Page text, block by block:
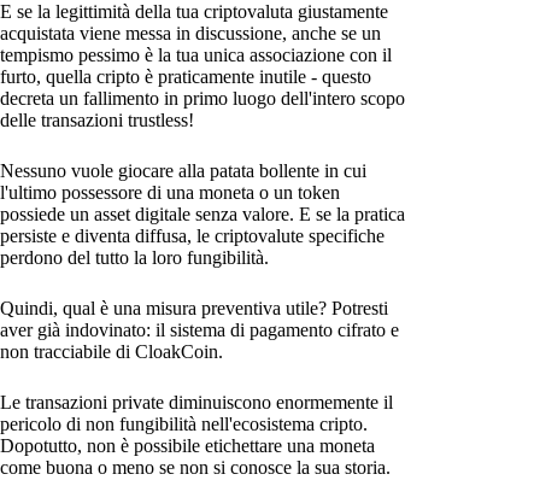
E se la legittimità della tua criptovaluta giustamente
acquistata viene messa in discussione, anche se un
tempismo pessimo è la tua unica associazione con il
furto, quella cripto è praticamente inutile - questo
decreta un fallimento in primo luogo dell'intero scopo
delle transazioni trustless!
Nessuno vuole giocare alla patata bollente in cui
l'ultimo possessore di una moneta o un token
possiede un asset digitale senza valore. E se la pratica
persiste e diventa diffusa, le criptovalute specifiche
perdono del tutto la loro fungibilità.
Quindi, qual è una misura preventiva utile? Potresti
aver già indovinato: il sistema di pagamento cifrato e
non tracciabile di CloakCoin.
Le transazioni private diminuiscono enormemente il
pericolo di non fungibilità nell'ecosistema cripto.
Dopotutto, non è possibile etichettare una moneta
come buona o meno se non si conosce la sua storia.